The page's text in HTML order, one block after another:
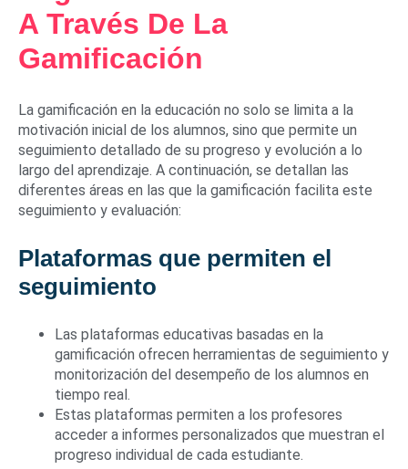
A Través De La
Gamificación
La gamificación en la educación no solo se limita a la
motivación inicial de los alumnos, sino que permite un
seguimiento detallado de su progreso y evolución a lo
largo del aprendizaje. A continuación, se detallan las
diferentes áreas en las que la gamificación facilita este
seguimiento y evaluación:
Plataformas que permiten el
seguimiento
Las plataformas educativas basadas en la
gamificación ofrecen herramientas de seguimiento y
monitorización del desempeño de los alumnos en
tiempo real.
Estas plataformas permiten a los profesores
acceder a informes personalizados que muestran el
progreso individual de cada estudiante.